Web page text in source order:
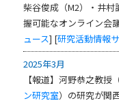
柴谷俊成（M2）・井
握可能なオンライン会
ュース] [研究活動情報
2025年3月
【報道】河野恭之教授
ン研究室）の研究が関